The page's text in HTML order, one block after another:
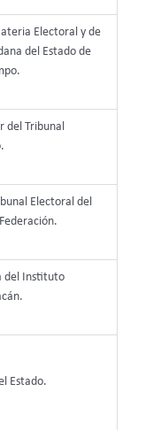
Electoral y de
del Estado de
del Tribunal
Electoral del
del Instituto
Estado.